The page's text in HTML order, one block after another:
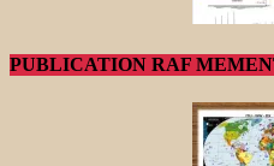
PUBLICATION RAF